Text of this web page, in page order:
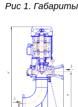
Рис 1.